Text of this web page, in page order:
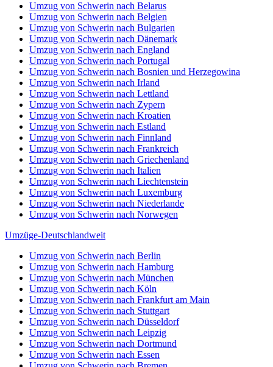
Umzug von Schwerin nach Belarus
Umzug von Schwerin nach Belgien
Umzug von Schwerin nach Bulgarien
Umzug von Schwerin nach Dänemark
Umzug von Schwerin nach England
Umzug von Schwerin nach Portugal
Umzug von Schwerin nach Bosnien und Herzegowina
Umzug von Schwerin nach Irland
Umzug von Schwerin nach Lettland
Umzug von Schwerin nach Zypern
Umzug von Schwerin nach Kroatien
Umzug von Schwerin nach Estland
Umzug von Schwerin nach Finnland
Umzug von Schwerin nach Frankreich
Umzug von Schwerin nach Griechenland
Umzug von Schwerin nach Italien
Umzug von Schwerin nach Liechtenstein
Umzug von Schwerin nach Luxemburg
Umzug von Schwerin nach Niederlande
Umzug von Schwerin nach Norwegen
Umzüge-Deutschlandweit
Umzug von Schwerin nach Berlin
Umzug von Schwerin nach Hamburg
Umzug von Schwerin nach München
Umzug von Schwerin nach Köln
Umzug von Schwerin nach Frankfurt am Main
Umzug von Schwerin nach Stuttgart
Umzug von Schwerin nach Düsseldorf
Umzug von Schwerin nach Leipzig
Umzug von Schwerin nach Dortmund
Umzug von Schwerin nach Essen